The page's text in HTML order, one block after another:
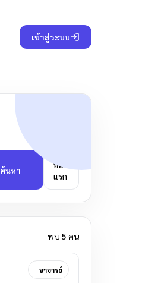
เข้าสู่ระบบ
ค้นหา
หน้า
แรก
พบ 5 คน
อาจารย์